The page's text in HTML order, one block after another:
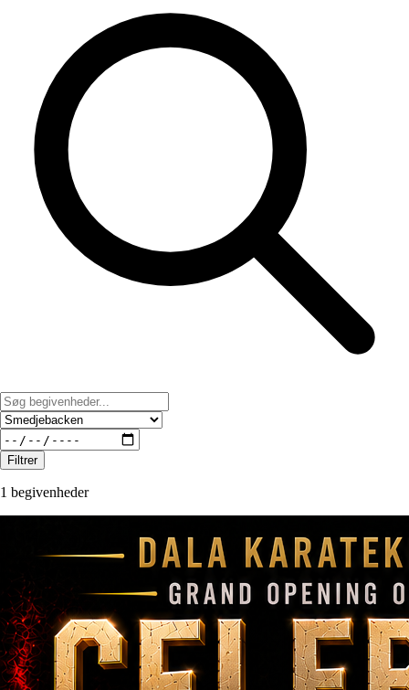
Filtrer
1 begivenheder